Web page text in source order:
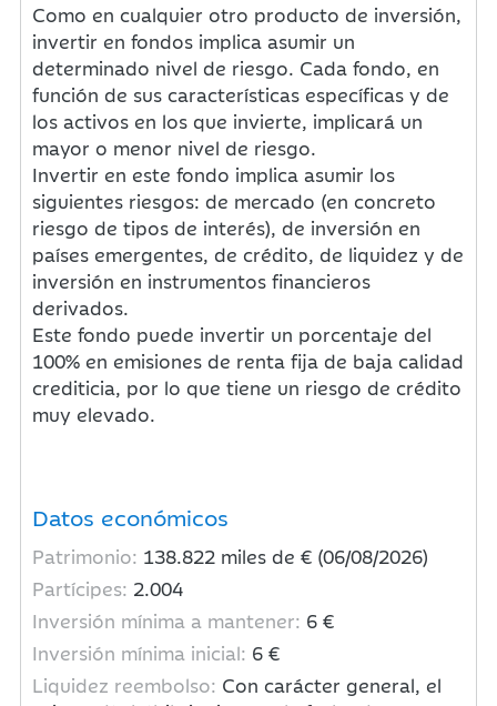
Como en cualquier otro producto de inversión,
invertir en fondos implica asumir un
determinado nivel de riesgo. Cada fondo, en
función de sus características específicas y de
los activos en los que invierte, implicará un
mayor o menor nivel de riesgo.
Invertir en este fondo implica asumir los
siguientes riesgos: de mercado (en concreto
riesgo de tipos de interés), de inversión en
países emergentes, de crédito, de liquidez y de
inversión en instrumentos financieros
derivados.
Este fondo puede invertir un porcentaje del
100% en emisiones de renta fija de baja calidad
crediticia, por lo que tiene un riesgo de crédito
muy elevado.
Datos económicos
Patrimonio: 138.822 miles de € (06/08/2026)
Partícipes: 2.004
Inversión mínima a mantener: 6 €
Inversión mínima inicial: 6 €
Liquidez reembolso: Con carácter general, el